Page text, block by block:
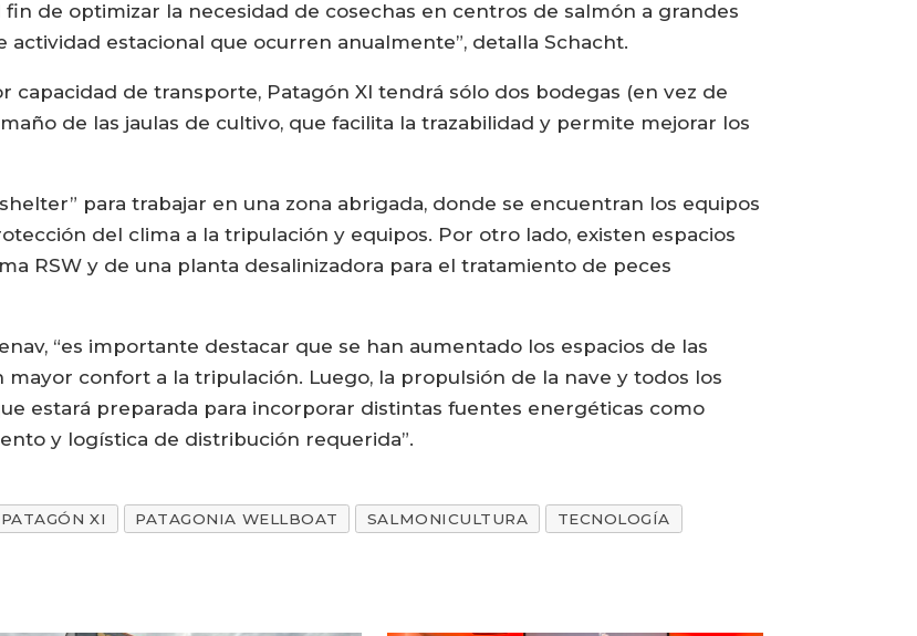
de optimizar la necesidad de cosechas en centros de salmón a grandes
actividad estacional que ocurren anualmente”, detalla Schacht.
capacidad de transporte, Patagón XI tendrá sólo dos bodegas (en vez de
de las jaulas de cultivo, que facilita la trazabilidad y permite mejorar los
para trabajar en una zona abrigada, donde se encuentran los equipos
del clima a la tripulación y equipos. Por otro lado, existen espacios
RSW y de una planta desalinizadora para el tratamiento de peces
“es importante destacar que se han aumentado los espacios de las
confort a la tripulación. Luego, la propulsión de la nave y todos los
estará preparada para incorporar distintas fuentes energéticas como
y logística de distribución requerida”.
PATAGÓN XI PATAGONIA WELLBOAT SALMONICULTURA
TECNOLOGÍA